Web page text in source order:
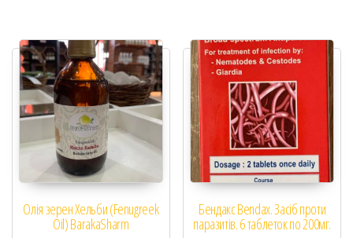
Олія зерен Хельби (Fenugreek
Oil) BarakaSharm
Бендакс Bendax. Засіб проти
паразитів. 6 таблеток по 200мг.